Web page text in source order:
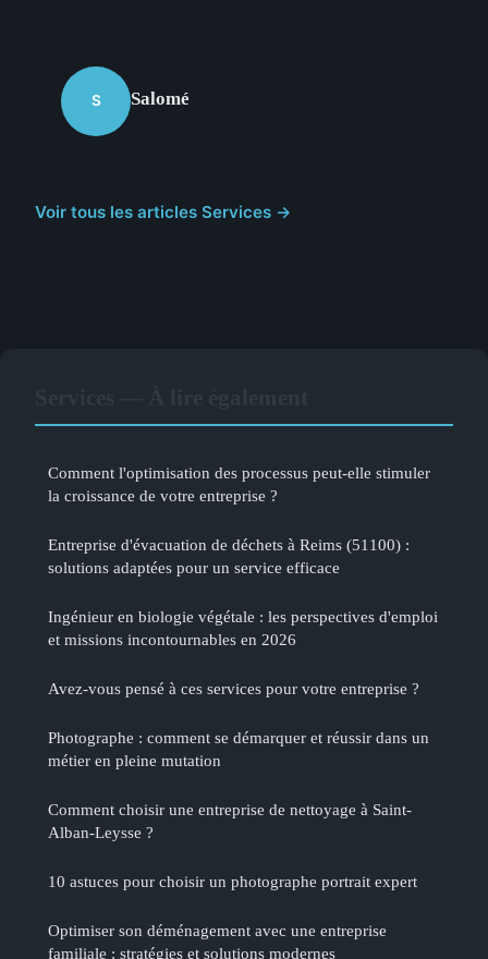
S Salomé
Voir tous les articles Services →
Comment l'optimisation des processus peut-elle stimuler
la croissance de votre entreprise ?
Entreprise d'évacuation de déchets à Reims (51100) :
solutions adaptées pour un service efficace
Ingénieur en biologie végétale : les perspectives d'emploi
et missions incontournables en 2026
Avez-vous pensé à ces services pour votre entreprise ?
Photographe : comment se démarquer et réussir dans un
métier en pleine mutation
Comment choisir une entreprise de nettoyage à Saint-
Alban-Leysse ?
10 astuces pour choisir un photographe portrait expert
Optimiser son déménagement avec une entreprise
familiale : stratégies et solutions modernes